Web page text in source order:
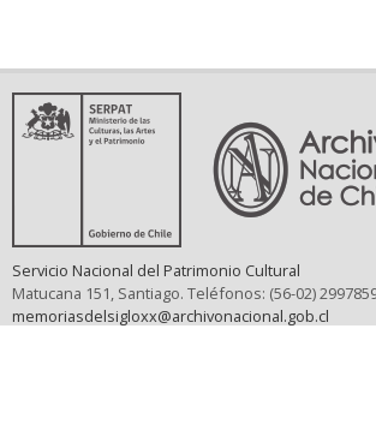
Servicio Nacional del Patrimonio Cultural
Matucana 151, Santiago. Teléfonos: (56-02)
memoriasdelsigloxx@archivonacional.gob.cl